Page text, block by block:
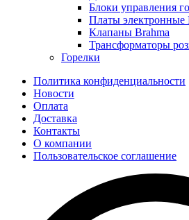
Блоки управления
Платы электронные
Клапаны Brahma
Трансформаторы
Горелки
Политика конфиденциальности
Новости
Оплата
Доставка
Контакты
О компании
Пользовательское соглашение